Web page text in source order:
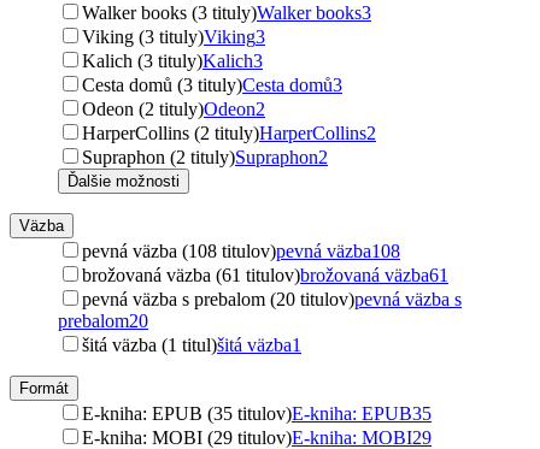
Walker books (3 tituly)Walker books3
Viking (3 tituly)Viking3
Kalich (3 tituly)Kalich3
Cesta domů (3 tituly)Cesta domů3
Odeon (2 tituly)Odeon2
HarperCollins (2 tituly)HarperCollins2
Supraphon (2 tituly)Supraphon2
Ďalšie možnosti
Väzba
pevná väzba (108 titulov)pevná väzba108
brožovaná väzba (61 titulov)brožovaná väzba61
pevná väzba s prebalom (20 titulov)pevná väzba s
prebalom20
šitá väzba (1 titul)šitá väzba1
Formát
E-kniha: EPUB (35 titulov)E-kniha: EPUB35
E-kniha: MOBI (29 titulov)E-kniha: MOBI29